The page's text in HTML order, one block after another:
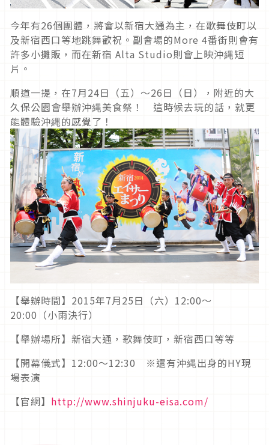
今年有26個團體，將會以新宿大通為主，在歌舞伎町以
及新宿西口等地跳舞歡祝。副會場的More 4番街則會有
許多小攤販，而在新宿 Alta Studio則會上映沖縄短
片。
順道一提，在7月24日（五）～26日（日），附近的大
久保公園會舉辦沖縄美食祭！ 這時候去玩的話，就更
能體驗沖縄的感覺了！
【舉辦時間】2015年7月25日（六）12:00～
20:00（小雨決行）
【舉辦場所】新宿大通，歌舞伎町，新宿西口等等
【開幕儀式】12:00～12:30 ※還有沖縄出身的HY現
場表演
【官網】 http://www.shinjuku-eisa.com/